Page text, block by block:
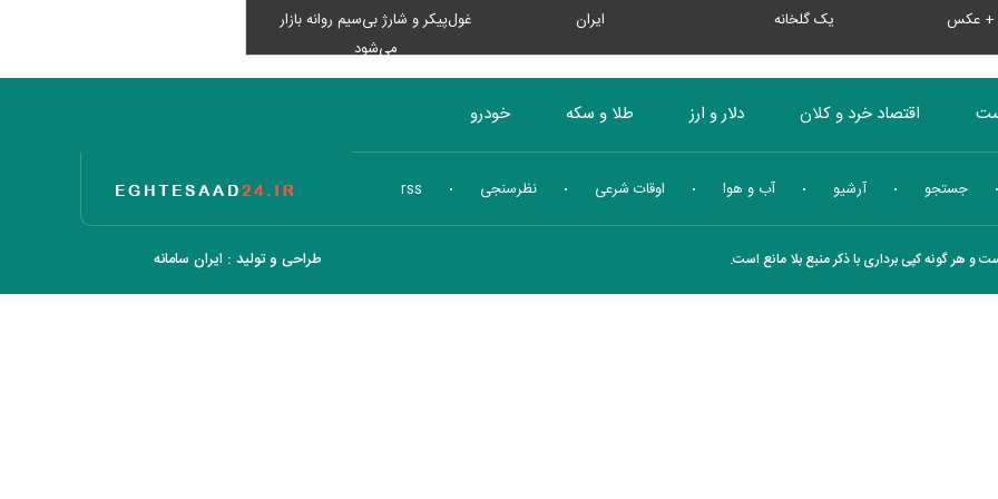
+ عکس
یک گلخانه
ایران
غول‌پیکر و شارژ بی‌سیم روانه بازار
می‌شود
اقتصاد خرد و کلان دلار و ارز طلا و سکه خودرو
بورس انرژی چندرسانه ای منهای اقتصاد تاریخ اقتصاد جستجو آرشیو آب و هوا اوقات شرعی نظرسنجی rss
طراحی و تولید : ایران سامانه